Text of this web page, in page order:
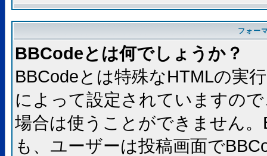
フォー
BBCodeとは何でしょうか？
BBCodeとは特殊なHTMLの実
によって設定されていますの
場合は使うことができません
も、ユーザーは投稿画面で